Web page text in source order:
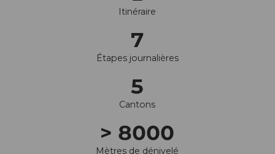
Itinéraire
7
Étapes journalières
5
Cantons
> 8000
Mètres de dénivelé